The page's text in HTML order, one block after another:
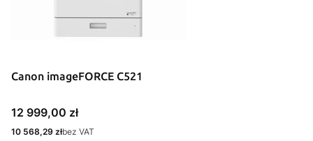
Canon imageFORCE C521
Cena
12 999,00 zł
Cena
10 568,29 złbez VAT